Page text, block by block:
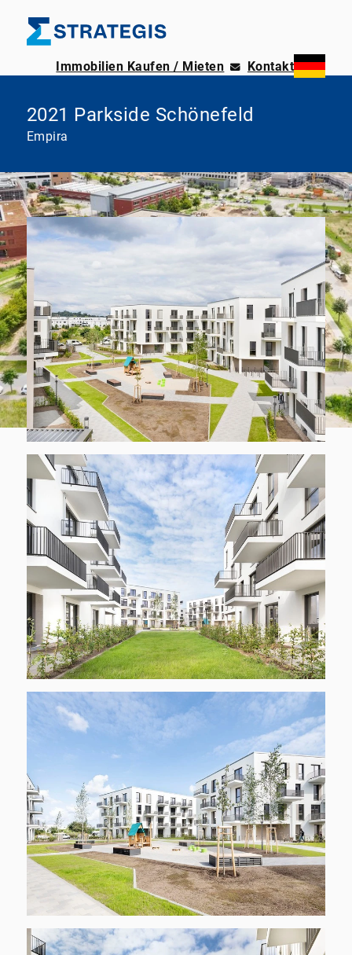
Immobilien Kaufen / Mieten Kontakt
2021 Parkside Schönefeld
Empira